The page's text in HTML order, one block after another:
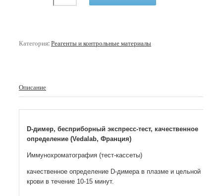
Категория:Реагенты и контрольные материалы
Описание
D-димер, бесприборный экспресс-тест, качественное
определение (Vedalab, Франция)
Иммунохроматография (тест-кассеты)
качественное определение D-димера в плазме и цельной
крови в течение 10-15 минут.